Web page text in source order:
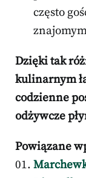
często
Dzięki tak
kulinarnym
codzienne
odżywcze
Powiązane